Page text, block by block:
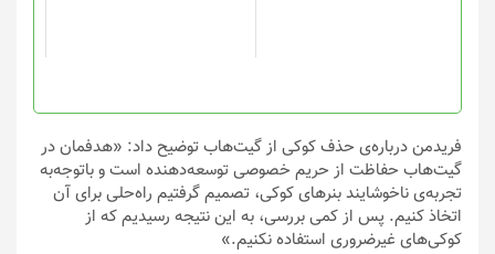
محصول
انتخاب
شوند
فریدمن درباره‌ی حذف کوکی از گیت‌هاب توضیح داد: «هدفمان در
گیت‌هاب حفاظت از حریم خصوصی توسعه‌دهنده است و با‌توجه‌به
تجربه‌ی ناخوشایند بنرهای کوکی، تصمیم گرفتیم راه‌حلی برای آن
اتخاذ کنیم. پس از کمی بررسی، به این نتیجه رسیدیم که از
کوکی‌های غیر‌ضروری استفاده نکنیم.»